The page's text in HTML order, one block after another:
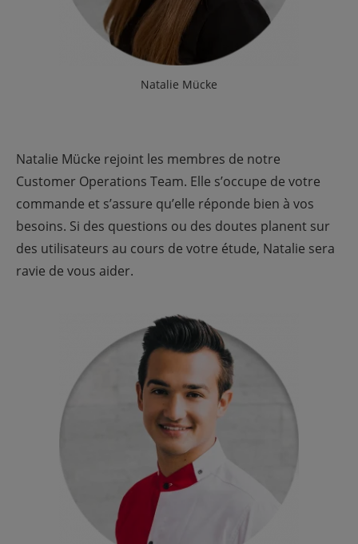
Natalie Mücke
Natalie Mücke rejoint les membres de notre
Customer Operations Team. Elle s’occupe de votre
commande et s’assure qu’elle réponde bien à vos
besoins. Si des questions ou des doutes planent sur
des utilisateurs au cours de votre étude, Natalie sera
ravie de vous aider.